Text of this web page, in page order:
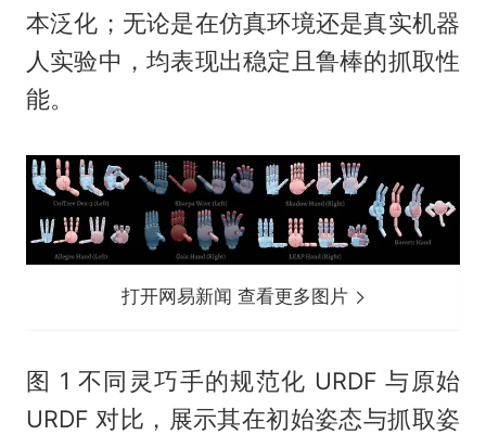
本泛化；无论是在仿真环境还是真实机器
人实验中，均表现出稳定且鲁棒的抓取性
能。
打开网易新闻 查看更多图片
图 1 不同灵巧手的规范化 URDF 与原始
URDF 对比，展示其在初始姿态与抓取姿